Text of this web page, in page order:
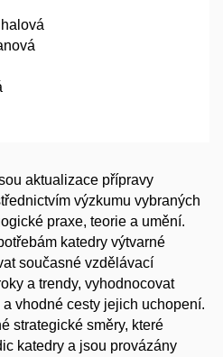
aktualizace přípravy
výzkumu vybraných
praxe, teorie a umění.
katedry výtvarné
současné vzdělávací
a trendy, vyhodnocovat
vhodné cesty jejich uchopení.
strategické směry, které
katedry a jsou provázány